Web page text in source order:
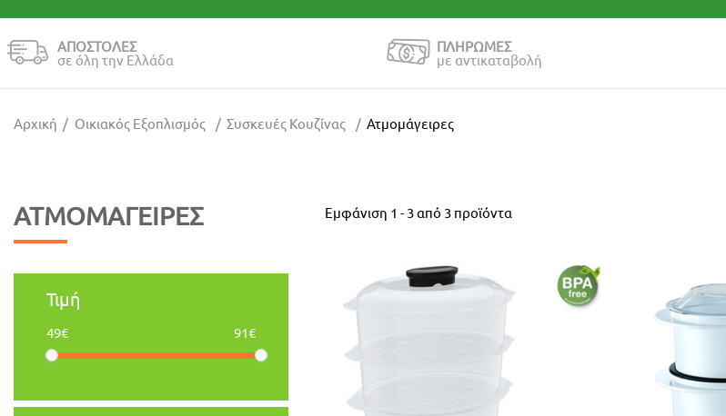
ΑΠΟΣΤΟΛΕΣ
σε όλη την Ελλάδα
ΠΛΗΡΩΜΕΣ
με αντικαταβολή
Αρχική Οικιακός Εξοπλισμός Συσκευές Κουζίνας Ατμομάγειρες
ΑΤΜΟΜΆΓΕΙΡΕΣ
Τιμή
49€ 91€
Εμφάνιση 1 - 3από 3προϊόντα